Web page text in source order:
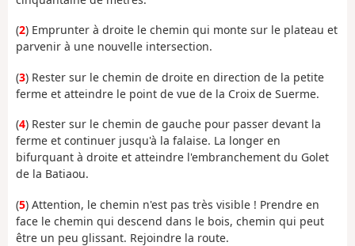
(2) Emprunter à droite le chemin qui monte sur le plateau et
parvenir à une nouvelle intersection.
(3) Rester sur le chemin de droite en direction de la petite
ferme et atteindre le point de vue de la Croix de Suerme.
(4) Rester sur le chemin de gauche pour passer devant la
ferme et continuer jusqu'à la falaise. La longer en
bifurquant à droite et atteindre l'embranchement du Golet
de la Batiaou.
(5) Attention, le chemin n'est pas très visible ! Prendre en
face le chemin qui descend dans le bois, chemin qui peut
être un peu glissant. Rejoindre la route.